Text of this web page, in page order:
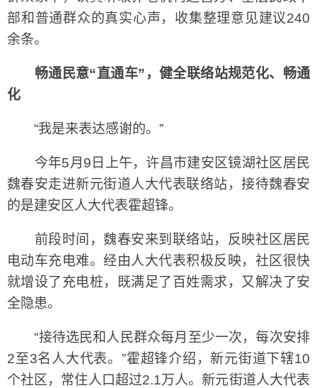
部和普通群众的真实心声，收集整理意见建议240
余条。
畅通民意“直通车”，健全联络站规范化、畅通
化
“我是来表达感谢的。”
今年5月9日上午，许昌市建安区镜湖社区居民
魏春安走进新元街道人大代表联络站，接待魏春安
的是建安区人大代表霍超锋。
前段时间，魏春安来到联络站，反映社区居民
电动车充电难。经由人大代表积极反映，社区很快
就增设了充电桩，既满足了百姓需求，又解决了安
全隐患。
“接待选民和人民群众每月至少一次，每次安排
2至3名人大代表。”霍超锋介绍，新元街道下辖10
个社区，常住人口超过2.1万人。新元街道人大代表